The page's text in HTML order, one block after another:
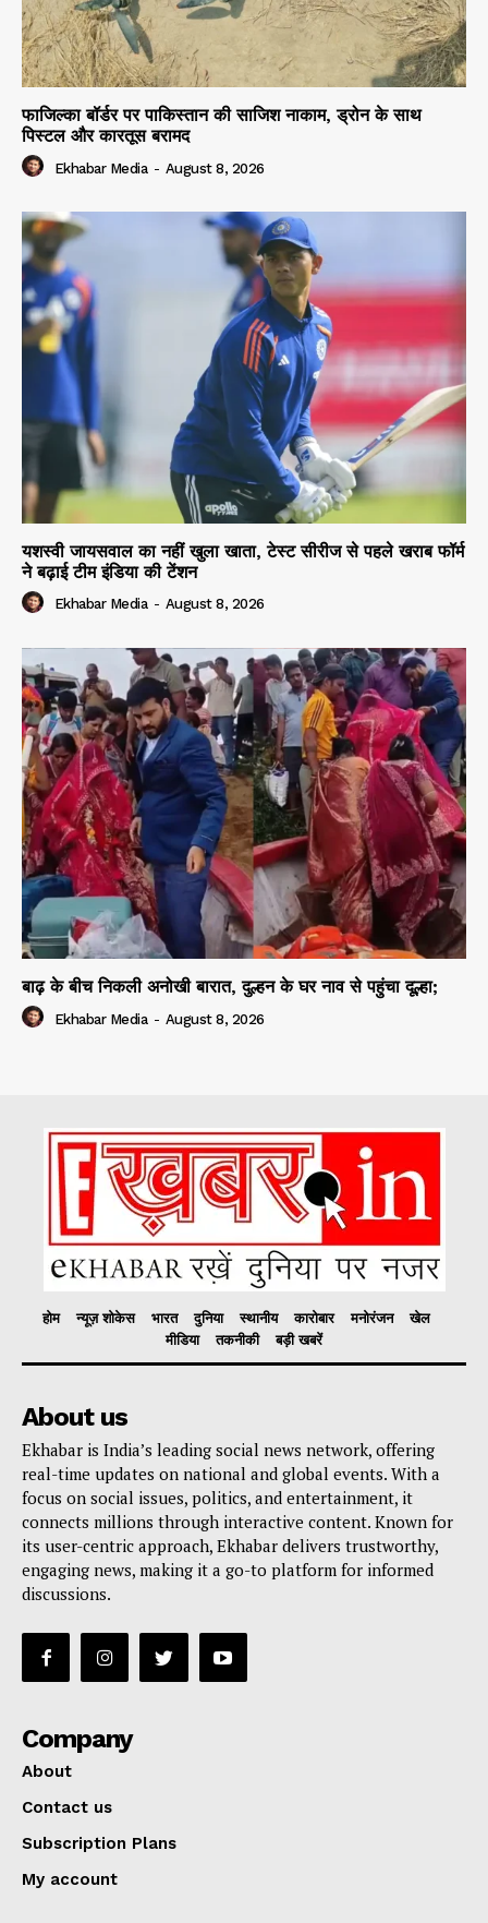
फाजिल्का बॉर्डर पर पाकिस्तान की साजिश नाकाम, ड्रोन के साथ
पिस्टल और कारतूस बरामद
Ekhabar Media - August 8, 2026
यशस्वी जायसवाल का नहीं खुला खाता, टेस्ट सीरीज से पहले खराब फॉर्म
ने बढ़ाई टीम इंडिया की टेंशन
Ekhabar Media - August 8, 2026
बाढ़ के बीच निकली अनोखी बारात, दुल्हन के घर नाव से पहुंचा दूल्हा;
Ekhabar Media - August 8, 2026
होम न्यूज़ शोकेस भारत दुनिया स्थानीय कारोबार मनोरंजन
खेल
मीडिया
तकनीकी बड़ी खबरें
About us
Ekhabar is India’s leading social news network, offering
real-time updates on national and global events. With a
focus on social issues, politics, and entertainment, it
connects millions through interactive content. Known for
its user-centric approach, Ekhabar delivers trustworthy,
engaging news, making it a go-to platform for informed
discussions.
Company
About
Contact us
Subscription Plans
My account